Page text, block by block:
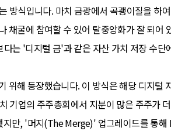
방식입니다. 마치 금광에서 곡괭이질을 하
굴에 참여할 수 있어 탈중앙화가 잘 되어
는 '디지털 금'과 같은 자산 가치 저장 수단
해 등장했습니다. 이 방식은 해당 디지털
기업의 주주총회에서 지분이 많은 주주가
만, '머지(The Merge)' 업그레이드를 통해